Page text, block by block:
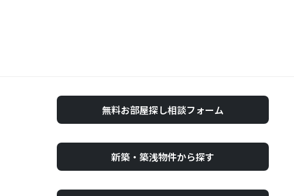
無料お部屋探し相談フォーム
新築・築浅物件から探す